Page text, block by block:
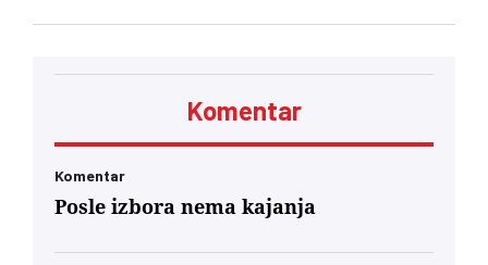
odnosima, trgovini, energetici, infrastrukturi i
podržava teritorijalni integritet Ukrajine
Komentar
Komentar
Posle izbora nema kajanja